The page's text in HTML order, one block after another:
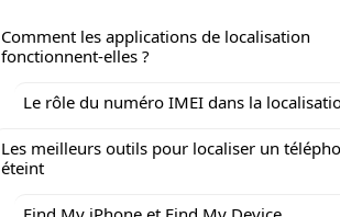
Comment les applications de localisation
fonctionnent-elles ?
Le rôle du numéro IMEI dans la
Les meilleurs outils pour localiser un
éteint